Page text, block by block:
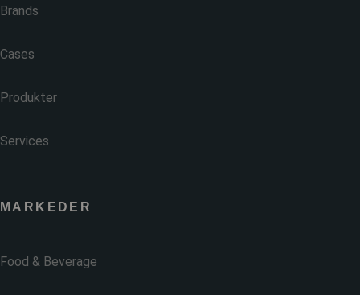
Brands
Cases
Produkter
Services
MARKEDER
Food & Beverage